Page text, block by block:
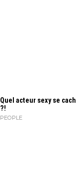
Quel acteur sexy se
?!
PEOPLE